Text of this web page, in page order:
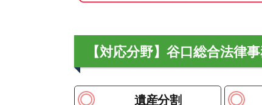
【対応分野】谷口総合法律
遺産分割